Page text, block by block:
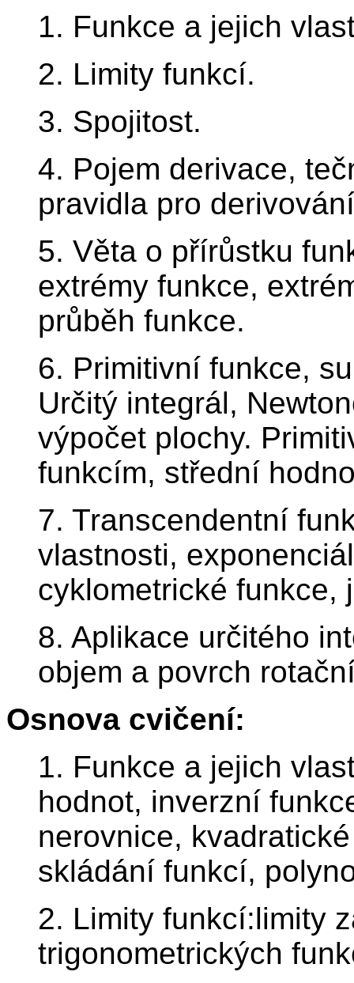
1. Funkce a jejich
2. Limity funkcí.
3. Spojitost.
4. Pojem derivace,
pravidla pro
5. Věta o přírůstku
extrémy funkce,
průběh funkce.
6. Primitivní funkce,
Určitý integrál,
výpočet plochy.
funkcím, střední
7. Transcendentní
vlastnosti,
cyklometrické funkce,
8. Aplikace určitého
objem a povrch
Osnova cvičení:
1. Funkce a jejich
hodnot, inverzní
nerovnice,
skládání funkcí,
2. Limity funkcí:limity
trigonometrických